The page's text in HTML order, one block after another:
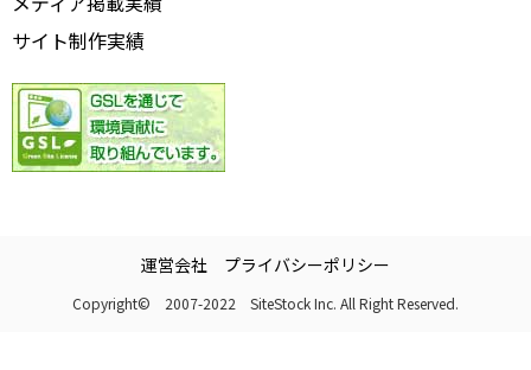
サイト制作実績
運営会社 プライバシーポリシー
Copyright© 2007-2022 SiteStock Inc. All Right Reserved.